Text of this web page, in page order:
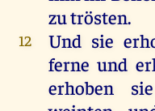
zutrösten.
12 Und sie
ferne und
erhoben
sie